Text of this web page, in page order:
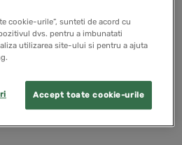
care inchiriaza
cine trebuie sa
de transfer potrivit
sistemul electronic…
cookie-urile”, sunteti de acord cu
dvs. pentru a imbunatati
utilizarea site-ului si pentru a ajuta
Accept toate cookie-urile